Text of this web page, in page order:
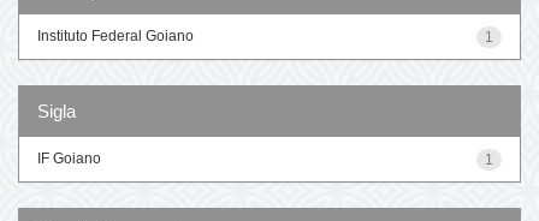
1
Instituto Federal Goiano
Sigla
1
IF Goiano